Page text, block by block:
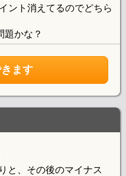
ント消えてるのでどちら
題かな？
ます
と、その後のマイナス